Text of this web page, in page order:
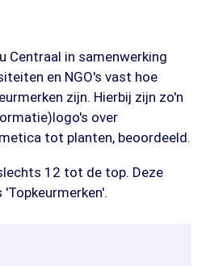
Centraal in samenwerking
en NGO's vast hoe
zijn. Hierbij zijn zo'n
over
tot planten, beoordeeld.
12 tot de top. Deze